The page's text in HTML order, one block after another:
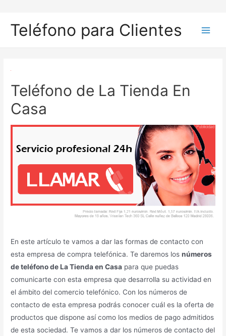
contenido
Teléfono para Clientes
Teléfono de La Tienda En
Casa
En este artículo te vamos a dar las formas de contacto con
esta empresa de compra telefónica. Te daremos losnúmeros
de teléfono de La Tienda en Casa para que puedas
comunicarte con esta empresa que desarrolla su actividad en
el ámbito del comercio telefónico. Con los números de
contacto de esta empresa podrás conocer cuál es la oferta de
productos que dispone así como los medios de pago admitidos
de esta sociedad. Te vamos a dar los números de contacto del